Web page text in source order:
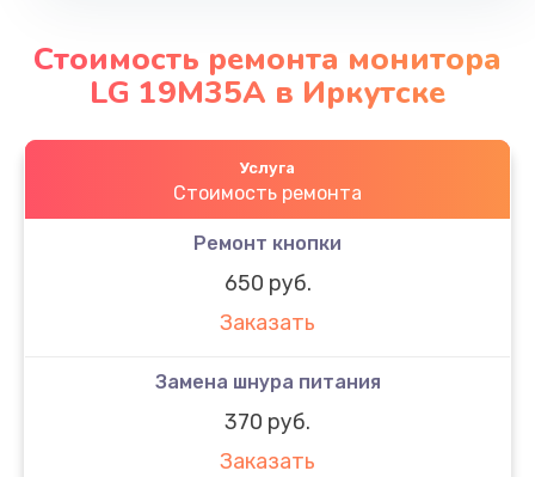
Стоимость ремонта монитора
LG 19M35A в Иркутске
Услуга
Стоимость ремонта
Ремонт кнопки
650 руб.
Заказать
Замена шнура питания
370 руб.
Заказать